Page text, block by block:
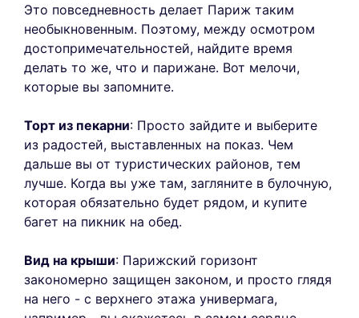
Это повседневность делает Париж таким
необыкновенным. Поэтому, между осмотром
достопримечательностей, найдите время
делать то же, что и парижане. Вот мелочи,
которые вы запомните.
Торт из пекарни: Просто зайдите и выберите
из радостей, выставленных на показ. Чем
дальше вы от туристических районов, тем
лучше. Когда вы уже там, загляните в булочную,
которая обязательно будет рядом, и купите
багет на пикник на обед.
Вид на крыши: Парижский горизонт
закономерно защищен законом, и просто глядя
на него - с верхнего этажа универмага,